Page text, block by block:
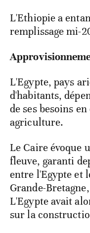
L'Ethiopie a
remplissage mi-
L'Egypte, pays
d'habitants,
de ses besoins
agriculture.
Le Caire évoque
fleuve, garanti
entre l'Egypte et
Grande-
L'Egypte avait
sur la